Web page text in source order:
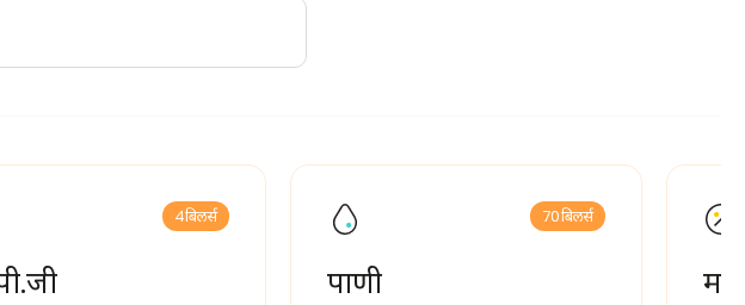
4 बिलर्स 70 बिलर्स
पाणी